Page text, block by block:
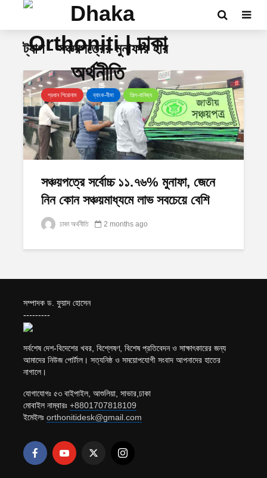
ট্যাগ - সঞ্চয়পত্রের মুনাফার হার
প্রধান শিরোনাম ব্যাংক-বীমা শিল্প-বানিজ্য
সঞ্চয়পত্রে সর্বোচ্চ ১১.৭৬% মুনাফা, জেনে
নিন কোন সঞ্চয়মাধ্যমে লাভ সবচেয়ে বেশি
ঢাকা অর্থনীতি 2 months ago
সম্পাদক ড. ফুয়াদ হোসেন
---------
সর্বশেষ দেশ-বিদেশের খবর, বিশ্লেষণ, বিশেষ প্রতিবেদন ও সাক্ষাৎকারের জন্য
আমাদের নিউজ পোর্টাল। সত্যনিষ্ঠ ও সময়োপযোগী সংবাদ আপনাদের হাতের
নাগালে।
যোগাযোগঃ ৫৩ বাইপাইল, আশুলিয়া, সাভার,ঢাকা
মোবাইল নাম্বারঃ +8801707818109
ইমেইলঃ orthonitidesk@gmail.com